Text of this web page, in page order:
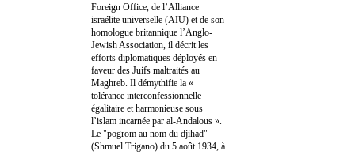
Foreign Office, de l’Alliance
israélite universelle (AIU) et de son
homologue britannique l’Anglo-
Jewish Association, il décrit les
efforts diplomatiques déployés en
faveur des Juifs maltraités au
Maghreb. Il démythifie la «
tolérance interconfessionnelle
égalitaire et harmonieuse sous
l’islam incarnée par al-Andalous ».
Le "pogrom au nom du djihad"
(Shmuel Trigano) du 5 août 1934, à